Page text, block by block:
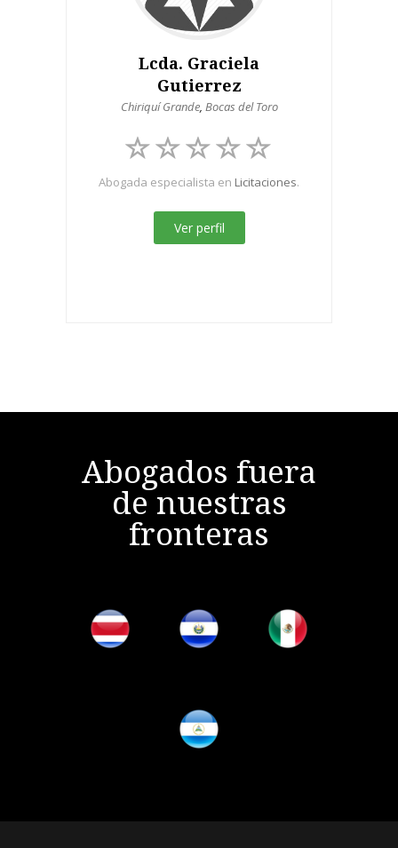
Lcda. Graciela
Gutierrez
Chiriquí Grande, Bocas del Toro
Abogada especialista en Licitaciones.
Ver perfil
Abogados fuera
de nuestras
fronteras